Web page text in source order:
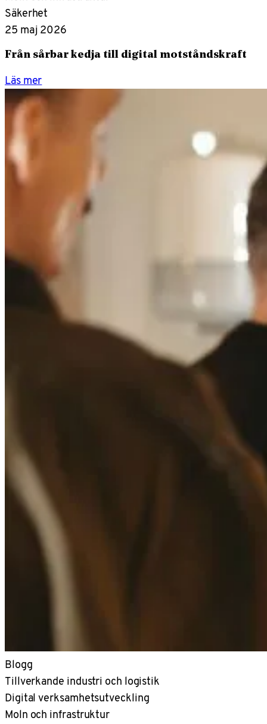
Säkerhet
25 maj 2026
Från sårbar kedja till digital motståndskraft
Läs mer
Blogg
Tillverkande industri och logistik
Digital verksamhetsutveckling
Moln och infrastruktur